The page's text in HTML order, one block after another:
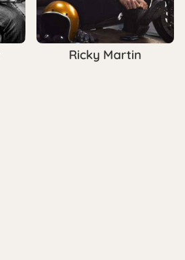
Ricky Martin